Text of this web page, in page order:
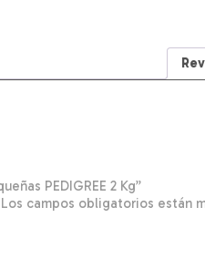
PEDIGREE 2 Kg”
Los campos obligatorios están